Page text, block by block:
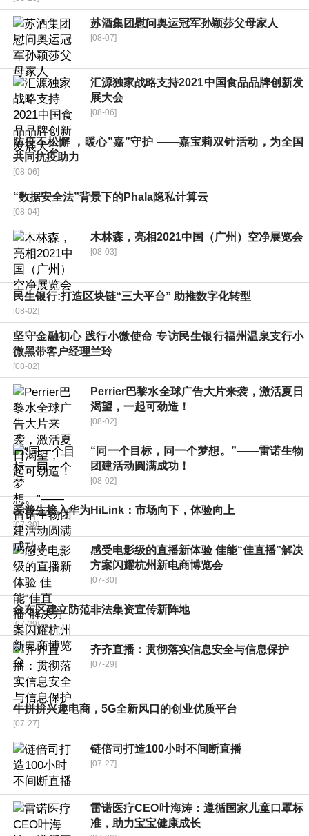
苏酒集团慰问奥运冠军孙颖莎父母家人
[08-07]
汇源独家战略支持2021中国食品品牌创新发
展大会
[08-06]
防疫不松懈 ，暖心”嘉”守护 ——嘉宝莉双针活动，为全国
共同抗疫助力
[08-06]
“数据安全法”背景下的Phala隐私计算云
[08-04]
木林森，亮相2021中国（广州）空净展览会
[08-03]
民生银行:打造区块链“三大平台” 助推数字化转型
[08-02]
坚守金融初心 践行小微使命 专访民生银行福州温泉支行小
微黑带客户经理兰玲
[08-02]
Perrier巴黎水全球广告大片来袭，激活夏日
渴望，一起可劲造！
[08-02]
“同一个目标，同一个梦想。”——雷诺生物
团建活动圆满成功！
[08-02]
爱普生接入华为HiLink：市场向下，体验向上
[07-30]
感受电影级的直播新体验 佳能“佳直播”解决
方案闪耀杭州新电商博览会
[07-30]
金东区建立防范非法集资宣传新阵地
[07-29]
齐齐直播：贯彻落实信息安全与信息保护
[07-29]
牛拼拚兴趣电商，5G全新风口的创业优质平台
[07-27]
链倍司打造100小时不间断直播
[07-27]
雷诺医疗CEO叶海涛：遵循国家儿童口罩标
准，助力宝宝健康成长